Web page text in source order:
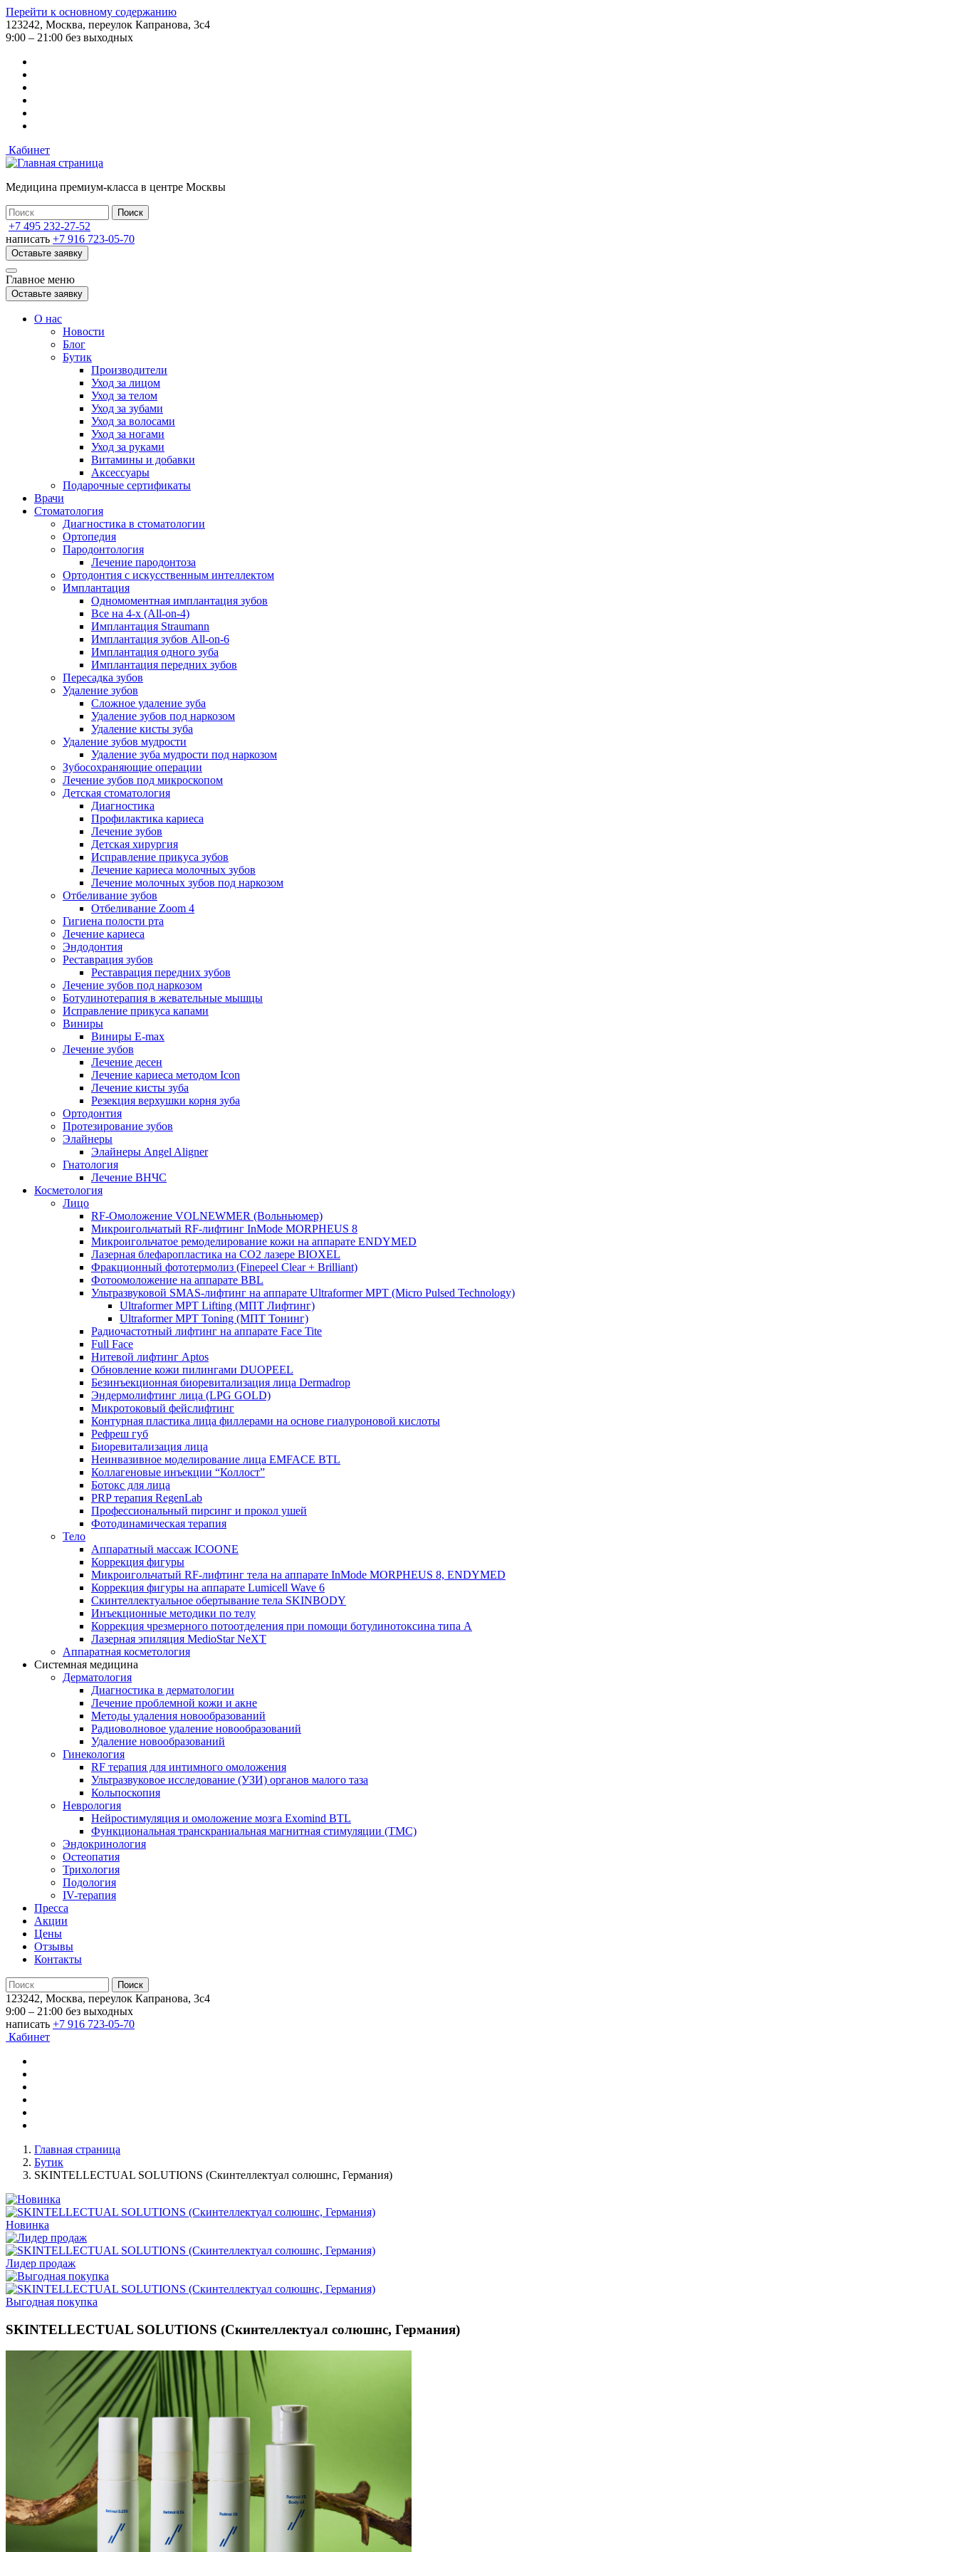
Перейти к основному содержанию
123242, Москва, переулок Капранова, 3с4
9:00 – 21:00 без выходных
Кабинет
Медицина премиум-класса в центре Москвы
+7 495 232-27-52
написать +7 916 723-05-70
Оставьте заявку
Главное меню
Оставьте заявку
О нас
Новости
Блог
Бутик
Производители
Уход за лицом
Уход за телом
Уход за зубами
Уход за волосами
Уход за ногами
Уход за руками
Витамины и добавки
Аксессуары
Подарочные сертификаты
Врачи
Стоматология
Диагностика в стоматологии
Ортопедия
Пародонтология
Лечение пародонтоза
Ортодонтия с искусственным интеллектом
Имплантация
Одномоментная имплантация зубов
Все на 4-х (All-on-4)
Имплантация Straumann
Имплантация зубов All-on-6
Имплантация одного зуба
Имплантация передних зубов
Пересадка зубов
Удаление зубов
Сложное удаление зуба
Удаление зубов под наркозом
Удаление кисты зуба
Удаление зубов мудрости
Удаление зуба мудрости под наркозом
Зубосохраняющие операции
Лечение зубов под микроскопом
Детская стоматология
Диагностика
Профилактика кариеса
Лечение зубов
Детская хирургия
Исправление прикуса зубов
Лечение кариеса молочных зубов
Лечение молочных зубов под наркозом
Отбеливание зубов
Отбеливание Zoom 4
Гигиена полости рта
Лечение кариеса
Эндодонтия
Реставрация зубов
Реставрация передних зубов
Лечение зубов под наркозом
Ботулинотерапия в жевательные мышцы
Исправление прикуса капами
Виниры
Виниры E-max
Лечение зубов
Лечение десен
Лечение кариеса методом Icon
Лечение кисты зуба
Резекция верхушки корня зуба
Ортодонтия
Протезирование зубов
Элайнеры
Элайнеры Angel Aligner
Гнатология
Лечение ВНЧС
Косметология
Лицо
RF-Омоложение VOLNEWMER (Вольньюмер)
Микроигольчатый RF-лифтинг InMode MORPHEUS 8
Микроигольчатое ремоделирование кожи на аппарате ENDYMED
Лазерная блефаропластика на CO2 лазере BIOXEL
Фракционный фототермолиз (Finepeel Clear + Brilliant)
Фотоомоложение на аппарате BBL
Ультразвуковой SMAS-лифтинг на аппарате Ultraformer MPT (Micro Pulsed Technology)
Ultraformer MPT Lifting (МПТ Лифтинг)
Ultraformer MPT Toning (МПТ Тонинг)
Радиочастотный лифтинг на аппарате Face Tite
Full Face
Нитевой лифтинг Aptos
Обновление кожи пилингами DUOPEEL
Безинъекционная биоревитализация лица Dermadrop
Эндермолифтинг лица (LPG GOLD)
Микротоковый фейслифтинг
Контурная пластика лица филлерами на основе гиалуроновой кислоты
Рефреш губ
Биоревитализация лица
Неинвазивное моделирование лица EMFACE BTL
Коллагеновые инъекции “Коллост”
Ботокс для лица
PRP терапия RegenLab
Профессиональный пирсинг и прокол ушей
Фотодинамическая терапия
Тело
Аппаратный массаж ICOONE
Коррекция фигуры
Микроигольчатый RF-лифтинг тела на аппарате InMode MORPHEUS 8, ENDYMED
Коррекция фигуры на аппарате Lumicell Wave 6
Скинтеллектуальное обертывание тела SKINBODY
Инъекционные методики по телу
Коррекция чрезмерного потоотделения при помощи ботулинотоксина типа А
Лазерная эпиляция MedioStar NeXT
Аппаратная косметология
Системная медицина
Дерматология
Диагностика в дерматологии
Лечение проблемной кожи и акне
Методы удаления новообразований
Радиоволновое удаление новообразований
Удаление новообразований
Гинекология
RF терапия для интимного омоложения
Ультразвуковое исследование (УЗИ) органов малого таза
Кольпоскопия
Неврология
Нейростимуляция и омоложение мозга Exomind BTL
Функциональная транскраниальная магнитная стимуляции (ТМС)
Эндокринология
Остеопатия
Трихология
Подология
IV-терапия
Пресса
Акции
Цены
Отзывы
Контакты
123242, Москва, переулок Капранова, 3с4
9:00 – 21:00 без выходных
написать +7 916 723-05-70
Кабинет
Главная страница
Бутик
SKINTELLECTUAL SOLUTIONS (Скинтеллектуал солюшнс, Германия)
Новинка
Лидер продаж
Выгодная покупка
SKINTELLECTUAL SOLUTIONS (Скинтеллектуал солюшнс, Германия)